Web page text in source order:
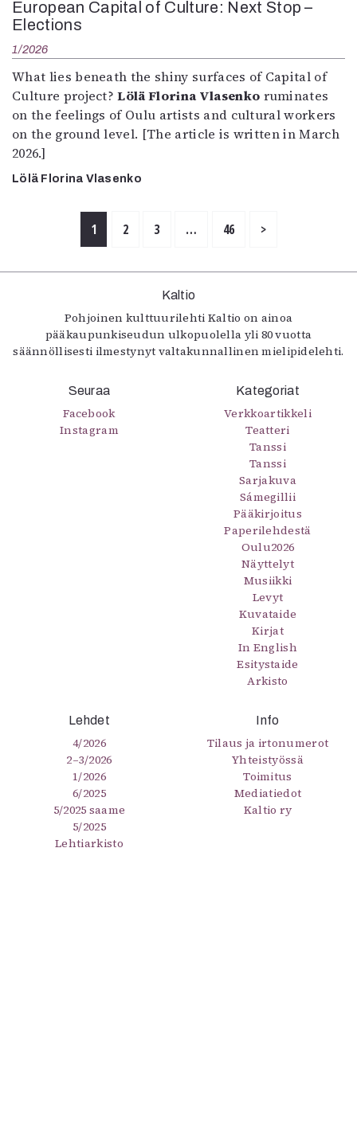
European Capital of Culture: Next Stop –
Elections
1/2026
What lies beneath the shiny surfaces of Capital of
Culture project?Lölä Florina Vlasenko ruminates
on the feelings of Oulu artists and cultural workers
on the ground level. [The article is written in March
2026.]
Lölä Florina Vlasenko
1 2 3 … 46 >
Kaltio
Pohjoinen kulttuurilehti Kaltio on ainoa
pääkaupunkiseudun ulkopuolella yli 80 vuotta
säännöllisesti ilmestynyt valtakunnallinen mielipidelehti.
Seuraa
Facebook
Instagram
Kategoriat
Verkkoartikkeli
Teatteri
Tanssi
Tanssi
Sarjakuva
Sámegillii
Pääkirjoitus
Paperilehdestä
Oulu2026
Näyttelyt
Musiikki
Levyt
Kuvataide
Kirjat
In English
Esitystaide
Arkisto
Lehdet
4/2026
2–3/2026
1/2026
6/2025
5/2025 saame
5/2025
Lehtiarkisto
Info
Tilaus ja irtonumerot
Yhteistyössä
Toimitus
Mediatiedot
Kaltio ry